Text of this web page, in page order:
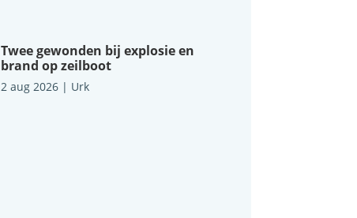
Twee gewonden bij explosie en
brand op zeilboot
2 aug 2026| Urk